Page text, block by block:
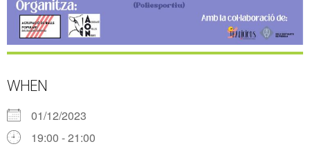
WHEN
01/12/2023
19:00 - 21:00